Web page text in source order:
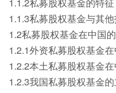
1.1.3私募股权基金与其
1.2私募股权基金在中国
1.2.1外资私募股权基金
1.2.2本土私募股权基金
1.2.3我国私募股权基金